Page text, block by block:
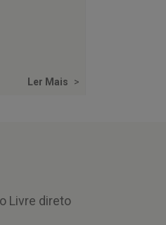
Ler Mais >
Livre direto